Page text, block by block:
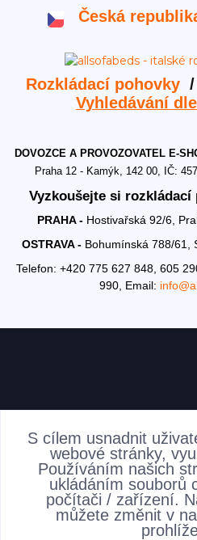
Česká
Rozkládací pohovky /
Vyhledávání
DOVOZCE A PROVOZOVATEL E-
Praha 12 - Kamýk, 142 00, IČ:
Vyzkoušejte si rozkládací
PRAHA - Hostivařská 92/6,
OSTRAVA - Bohumínská 788/61,
Telefon: +420 775 627 848, 605
990, Email:
AKTUALITY
S cílem usnadnit
webové stránky,
Používáním našich
ukládáním souborů
počítači / zařízení.
můžete změnit v